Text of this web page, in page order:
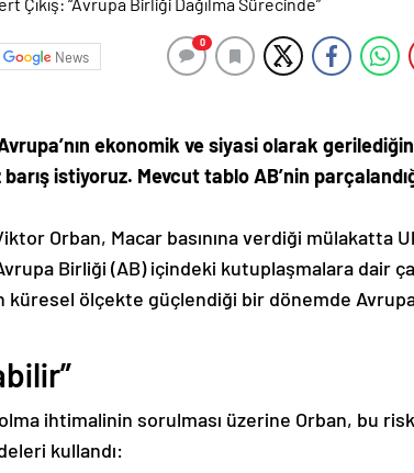
News
0
ekonomik ve siyasi olarak
istiyoruz. Mevcut tablo AB’nin
Orban, Macar basınına verdiği mülakatta
Birliği (AB) içindeki kutuplaşmalara dair
küresel ölçekte güçlendiği bir dönemde
olma ihtimalinin sorulması üzerine Orban, bu
kullandı: